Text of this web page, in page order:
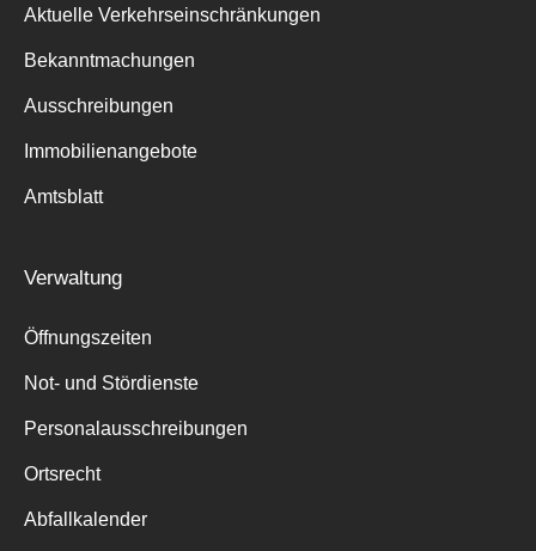
Aktuelle Verkehrseinschränkungen
Bekanntmachungen
Ausschreibungen
Immobilienangebote
Amtsblatt
Verwaltung
Öffnungszeiten
Not- und Stördienste
Personalausschreibungen
Ortsrecht
Abfallkalender